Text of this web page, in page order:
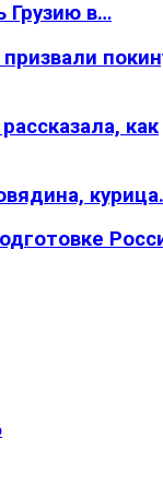
Грузию в…
как